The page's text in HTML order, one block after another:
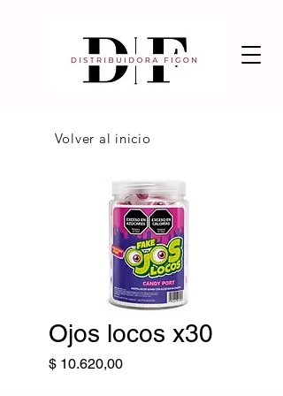
Ojos locos x30
$ 10.620,00Precio
Volver al inicio